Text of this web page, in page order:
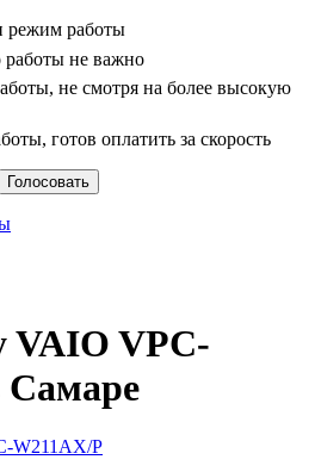
режим работы
работы не важно
не смотря на более высокую
готов оплатить за скорость
VAIO VPC-
Самаре